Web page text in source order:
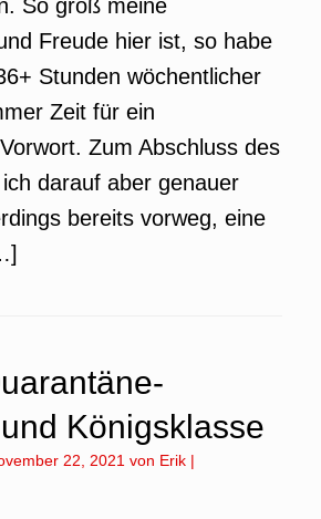
So groß meine
Freude hier ist, so habe
Stunden wöchentlicher
Zeit für ein
Zum Abschluss des
darauf aber genauer
bereits vorweg, eine
Königsklasse
22, 2021 von Erik |